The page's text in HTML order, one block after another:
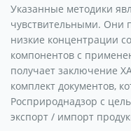
Указанные методики
чувствительными. Они
низкие концентрации
компонентов с
получает заключение
комплект документов,
Росприроднадзор с
экспорт / импорт